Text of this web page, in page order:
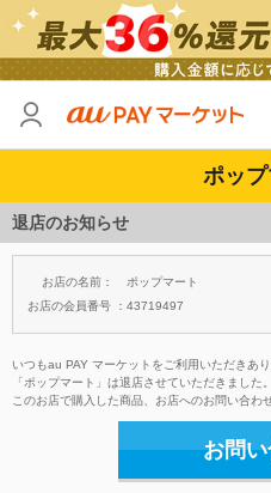
ポップ
退店のお知らせ
お店の名前：
ポップマート
お店の会員番号 ： 43719497
いつもau PAY マーケットをご利用いただきあ
「ポップマート」は退店させていただきました。
このお店で購入した商品、お店へのお問い合わ
お問